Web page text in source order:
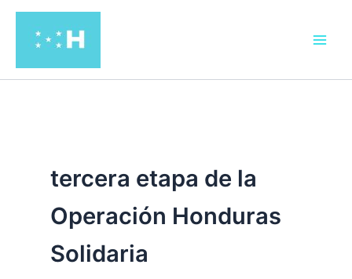
contenido
tercera etapa de la
Operación Honduras
Solidaria